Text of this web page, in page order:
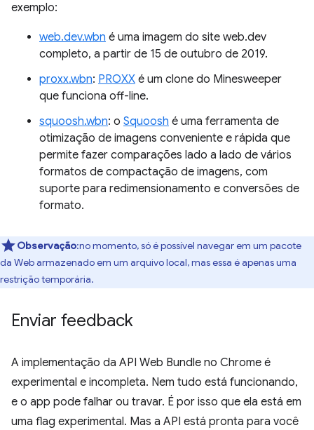
exemplo:
web.dev.wbn é uma imagem do site web.dev
completo, a partir de 15 de outubro de 2019.
proxx.wbn: PROXX é um clone do Minesweeper
que funciona off-line.
squoosh.wbn: o Squoosh é uma ferramenta de
otimização de imagens conveniente e rápida que
permite fazer comparações lado a lado de vários
formatos de compactação de imagens, com
suporte para redimensionamento e conversões de
formato.
Observação:no momento, só é possível navegar em um pacote
da Web armazenado em um arquivo local, mas essa é apenas uma
restrição temporária.
Enviar feedback
A implementação da API Web Bundle no Chrome é
experimental e incompleta. Nem tudo está funcionando,
e o app pode falhar ou travar. É por isso que ela está em
uma flag experimental. Mas a API está pronta para você